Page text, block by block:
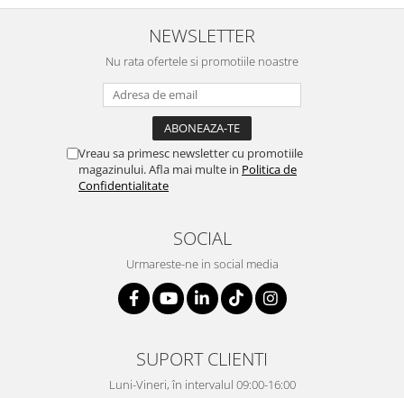
NEWSLETTER
Nu rata ofertele si promotiile noastre
Vreau sa primesc newsletter cu promotiile
magazinului. Afla mai multe in Politica de
Confidentialitate
SOCIAL
Urmareste-ne in social media
SUPORT CLIENTI
Luni-Vineri, în intervalul 09:00-16:00